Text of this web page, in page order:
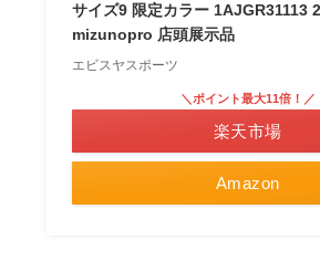
サイズ9 限定カラー 1AJGR31113
mizunopro 店頭展示品
エビスヤスポーツ
Amazon
＼ポイント最大11倍！／
楽天市場